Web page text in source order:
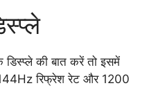
की बात करें तो इसमें
रिफ्रेश रेट और 1200